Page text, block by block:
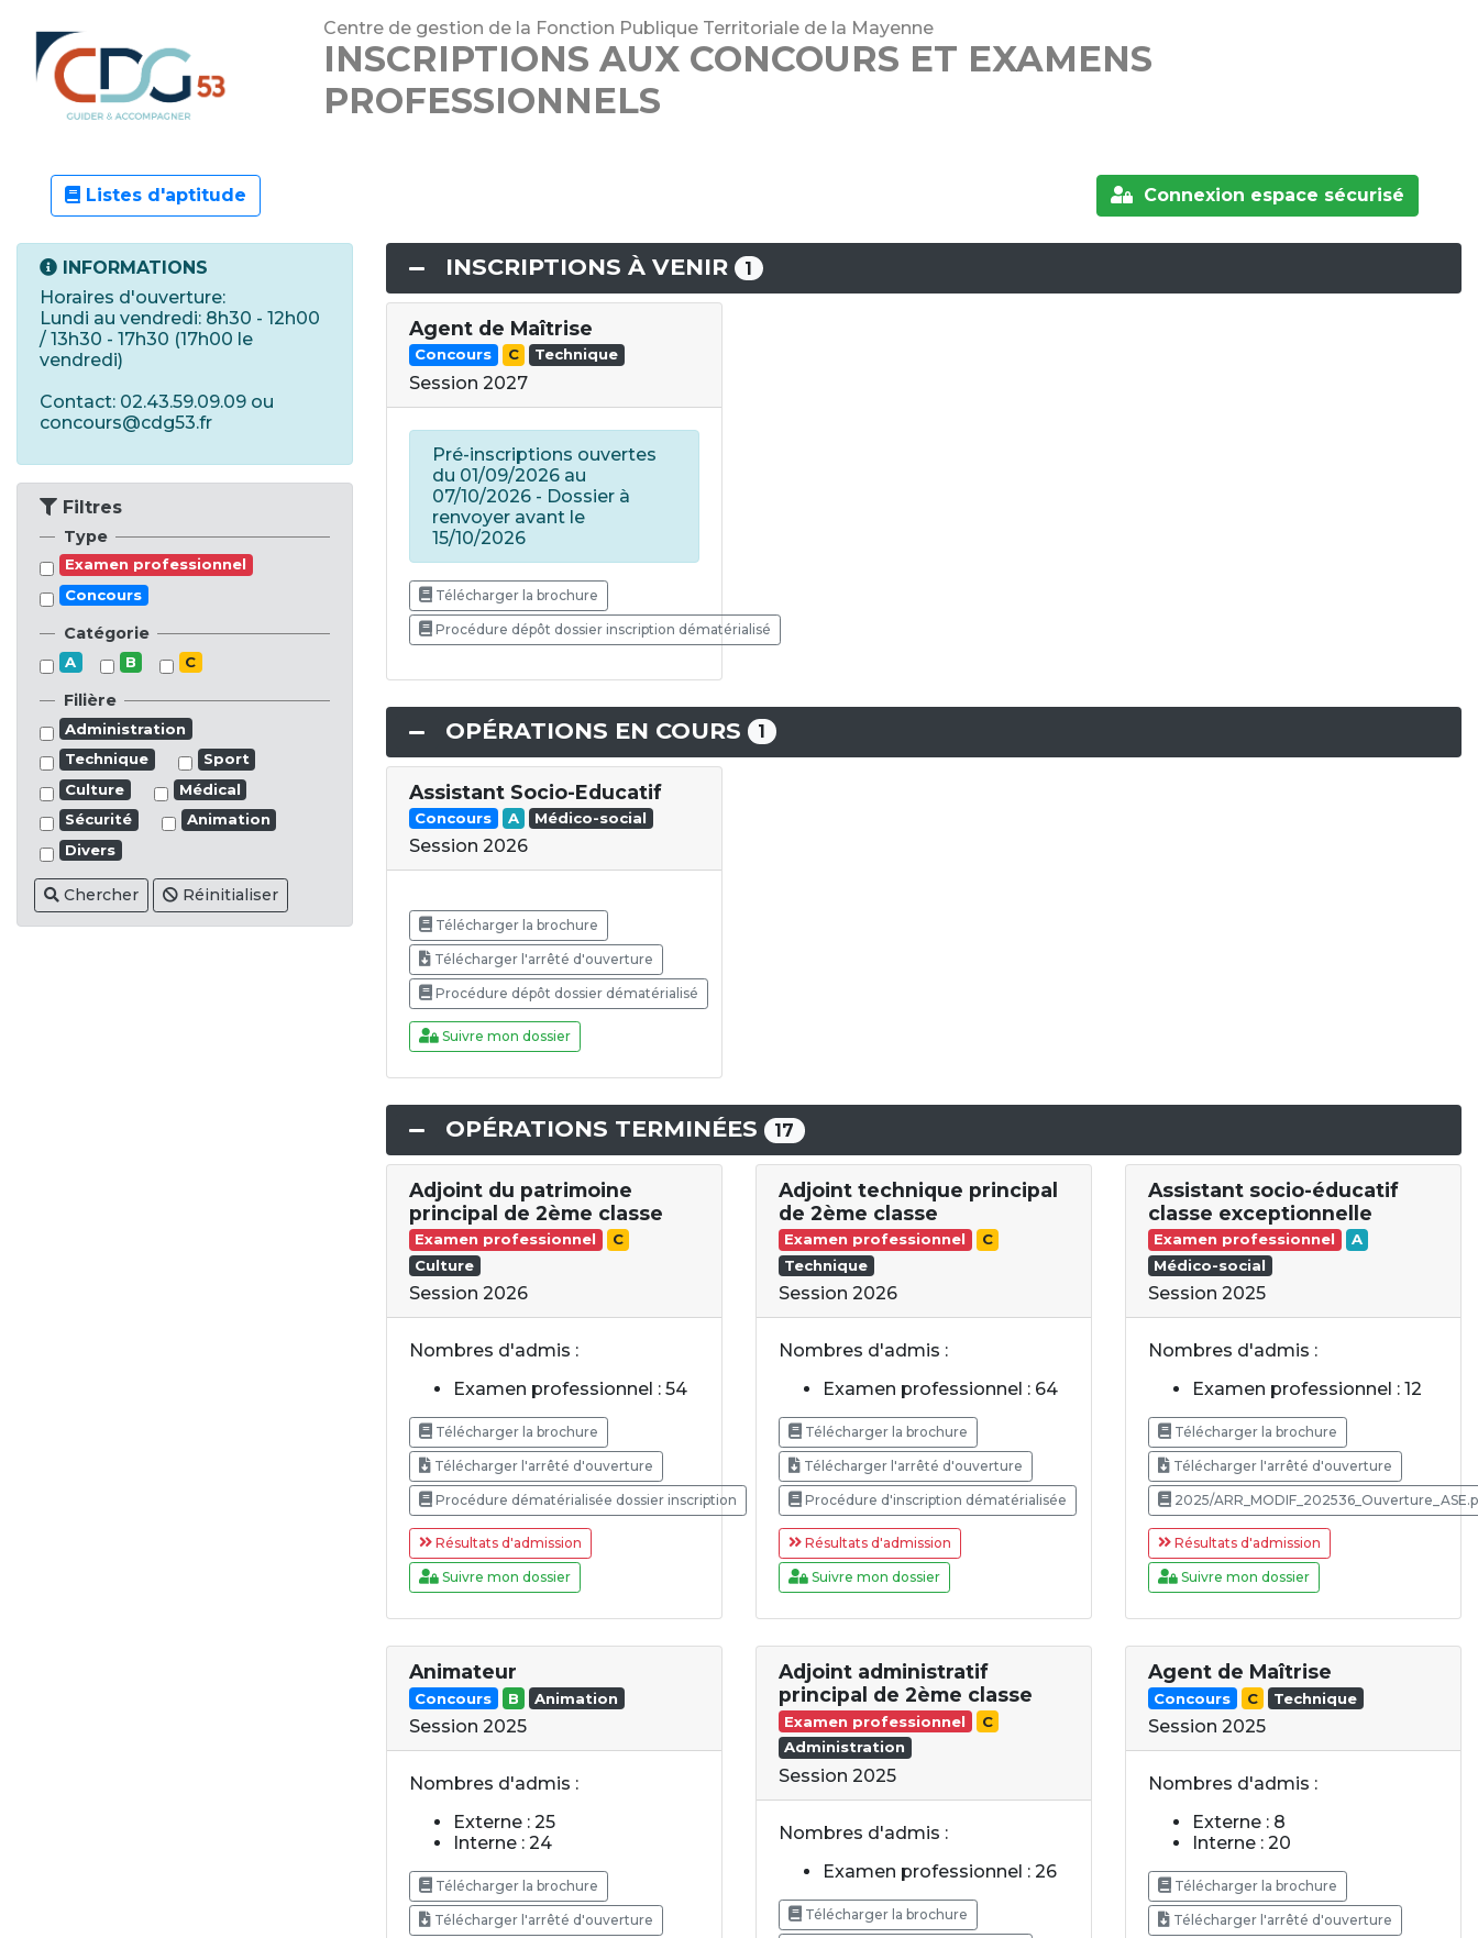
Centre de gestion de la Fonction Publique Territoriale de la Mayenne
INSCRIPTIONS AUX CONCOURS ET EXAMENS
PROFESSIONNELS
Listes d'aptitude Connexion espace sécurisé
INFORMATIONS
Horaires d'ouverture:
Lundi au vendredi: 8h30 - 12h00
/ 13h30 - 17h30 (17h00 le
vendredi)
Contact: 02.43.59.09.09 ou
concours@cdg53.fr
Filtres
Type
Examen professionnel
Concours
Catégorie
A B C
Filière
Administration
Technique
Sport
Culture
Médical
Sécurité
Animation
Divers
Chercher Réinitialiser
INSCRIPTIONS À VENIR 1
Agent de Maîtrise
Concours C Technique
Session 2027
Pré-inscriptions ouvertes
du 01/09/2026 au
07/10/2026 - Dossier à
renvoyer avant le
15/10/2026
Télécharger la brochure
Procédure dépôt dossier inscription dématérialisé
OPÉRATIONS EN COURS 1
Assistant Socio-Educatif
Concours A Médico-social
Session 2026
Télécharger la brochure
Télécharger l'arrêté d'ouverture
Procédure dépôt dossier dématérialisé
Suivre mon dossier
OPÉRATIONS TERMINÉES 17
Adjoint du patrimoine
principal de 2ème classe
Examen professionnel
C
Culture
Session 2026
Nombres d'admis :
Examen professionnel : 54
Télécharger la brochure
Télécharger l'arrêté d'ouverture
Procédure dématérialisée dossier inscription
Résultats d'admission
Suivre mon dossier
Adjoint technique principal
de 2ème classe
Examen professionnel
C
Technique
Session 2026
Nombres d'admis :
Examen professionnel : 64
Télécharger la brochure
Télécharger l'arrêté d'ouverture
Procédure d'inscription dématérialisée
Résultats d'admission
Suivre mon dossier
Assistant socio-éducatif
classe exceptionnelle
Examen professionnel
A
Médico-social
Session 2025
Nombres d'admis :
Examen professionnel : 12
Télécharger la brochure
Télécharger l'arrêté d'ouverture
2025/
Résultats d'admission
Suivre mon dossier
Animateur
Concours B Animation
Session 2025
Nombres d'admis :
Externe : 25
Interne : 24
Télécharger la brochure
Télécharger l'arrêté d'ouverture
Adjoint administratif
principal de 2ème classe
Examen professionnel
C
Administration
Session 2025
Nombres d'admis :
Examen professionnel : 26
Télécharger la brochure
Agent de Maîtrise
Concours C Technique
Session 2025
Nombres d'admis :
Externe : 8
Interne : 20
Télécharger la brochure
Télécharger l'arrêté d'ouverture